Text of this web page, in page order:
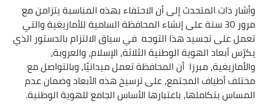
وأشار ذات المتحدث إلى أن الاحتفاء بهذه المناسبة يتزامن مع
مرور 30 سنة على إنشاء المحافظة السامية للأمازيغية والتي
تعمل على تجسيد هذا التوجه في سياق الالتزام بالدستور الذي
يكرّس أبعاد الهوية الوطنية الثلاثة، الإسلام، والعروبة،
والأمازيغية، مبرزا أن المحافظة تعمل ميدانيًا، وبالتواصل مع
مختلف أطياف المجتمع، على ترسيخ هذه الأبعاد وضمان عدم
المساس بتكاملها، باعتبارها الأساس الجامع للهوية الوطنية.